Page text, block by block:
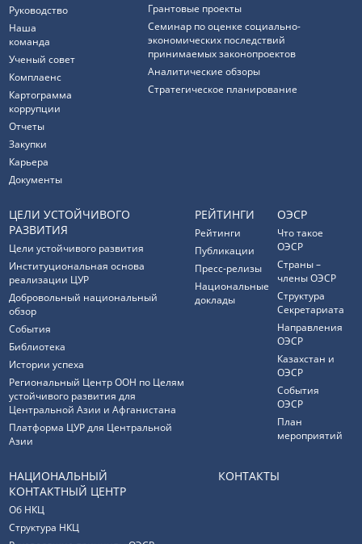
Руководство
Наша
команда
Ученый совет
Комплаенс
Картограмма
коррупции
Отчеты
Закупки
Карьера
Документы
Грантовые проекты
Семинар по оценке социально-
экономических последствий
принимаемых законопроектов
Аналитические обзоры
Стратегическое планирование
ЦЕЛИ УСТОЙЧИВОГО
РАЗВИТИЯ
Цели устойчивого развития
Институциональная основа
реализации ЦУР
Добровольный национальный
обзор
События
Библиотека
Истории успеха
Региональный Центр ООН по Целям
устойчивого развития для
Центральной Азии и Афганистана
Платформа ЦУР для Центральной
Азии
РЕЙТИНГИ
Рейтинги
Публикации
Пресс-релизы
Национальные
доклады
ОЭСР
Что такое
ОЭСР
Страны –
члены ОЭСР
Структура
Секретариата
Направления
ОЭСР
Казахстан и
ОЭСР
События
ОЭСР
План
мероприятий
НАЦИОНАЛЬНЫЙ
КОНТАКТНЫЙ ЦЕНТР
Об НКЦ
Структура НКЦ
КОНТАКТЫ